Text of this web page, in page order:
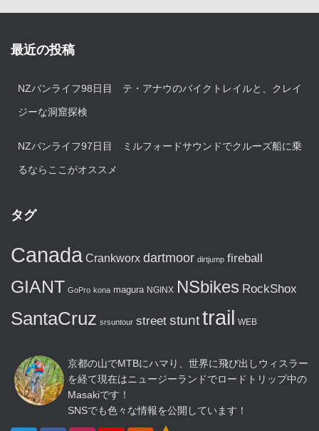
最近の投稿
NZバンライフ98日目 テ・アナウのバイクトレイルと、クレイ
ジーな洞窟探検
NZバンライフ97日目 ミルフォードサウンドでクルーズ船に乗
るならここがオススメ
タグ
Canada Crankworx dartmoor dirtjump fireball
GIANT GoPro kona magura NGINX NSbikes RockShox
SantaCruz srsuntour street stunttrail WEB
京都の山でMTBにハマり、世界に飛び出しウィスラー
を経て現在はニュージーランドでロードトリップ中の
Masakiです！
SNSでも色々な情報を公開しています！